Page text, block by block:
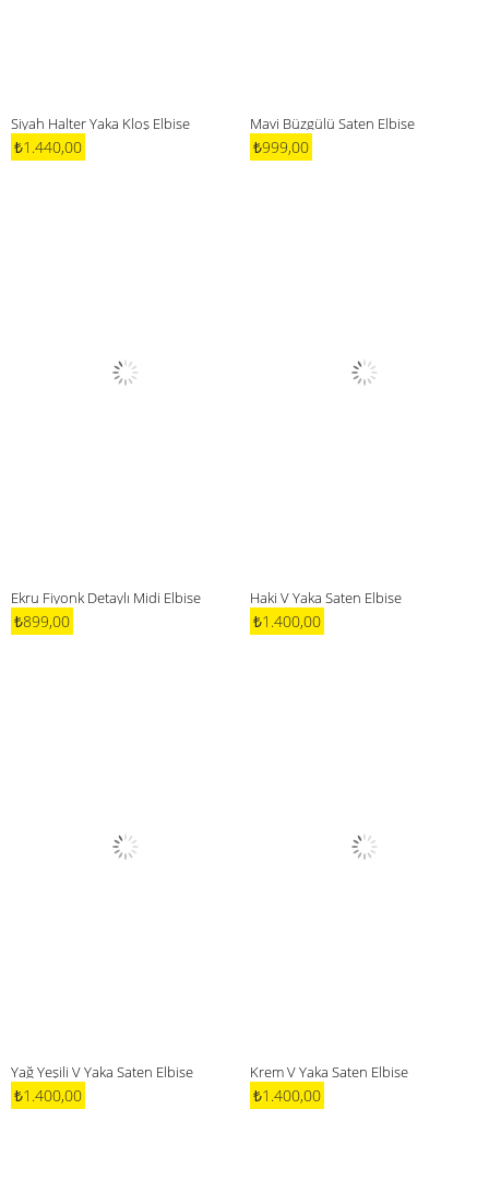
Siyah Halter Yaka Kloş Elbise
₺1.440,00
Mavi Büzgülü Saten Elbise
₺999,00
Ekru Fiyonk Detaylı Midi Elbise
₺899,00
Haki V Yaka Saten Elbise
₺1.400,00
Yağ Yeşili V Yaka Saten Elbise
₺1.400,00
Krem V Yaka Saten Elbise
₺1.400,00